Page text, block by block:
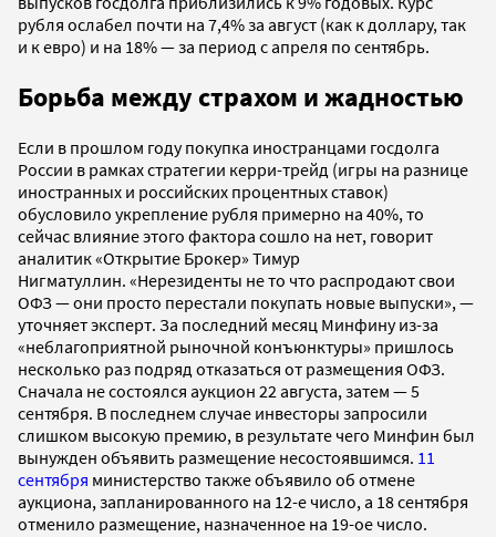
рубля ослабел почти на 7,4% за август (как к доллару, так
и к евро) и на 18% — за период с апреля по сентябрь.
Борьба между страхом и жадностью
Если в прошлом году покупка иностранцами госдолга
России в рамках стратегии керри-трейд (игры на разнице
иностранных и российских процентных ставок)
обусловило укрепление рубля примерно на 40%, то
сейчас влияние этого фактора сошло на нет, говорит
аналитик «Открытие Брокер» Тимур
Нигматуллин. «Нерезиденты не то что распродают свои
ОФЗ — они просто перестали покупать новые выпуски», —
уточняет эксперт. За последний месяц Минфину из-за
«неблагоприятной рыночной конъюнктуры» пришлось
несколько раз подряд отказаться от размещения ОФЗ.
Сначала не состоялся аукцион 22 августа, затем — 5
сентября. В последнем случае инвесторы запросили
слишком высокую премию, в результате чего Минфин был
вынужден объявить размещение несостоявшимся. 11
сентября министерство также объявило об отмене
аукциона, запланированного на 12-е число, а 18 сентября
отменило размещение, назначенное на 19-ое число.